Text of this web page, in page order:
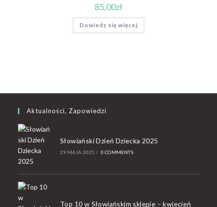
85,00zł
Dowiedz się więcej
Aktualności, Zapowiedzi
Słowiański Dzień Dziecka 2025
29 MAJA 2025 / 0 COMMENTS
Top 10 w Słowiańskim sklepie – kwiecień